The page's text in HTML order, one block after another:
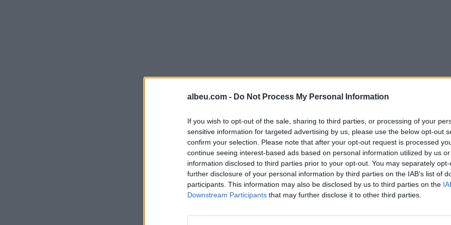
albeu.com - Do Not Process My Personal Information
If you wish to opt-out of the sale, sharing to third parties, or processing of your
sensitive information for targeted advertising by us, please use the below opt-out
confirm your selection. Please note that after your opt-out request is processed
continue seeing interest-based ads based on personal information utilized by us
information disclosed to third parties prior to your opt-out. You may separately
further disclosure of your personal information by third parties on the IAB’s list of
participants. This information may also be disclosed by us to third parties on the
Downstream Participants that may further disclose it to other third parties.